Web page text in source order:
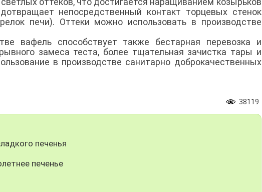
непосредственный контакт торцевых стенок
печи). Оттеки можно использовать в производстве
вафель способствует также бестарная перевозка и
замеса теста, более тщательная зачистка тары и
в производстве санитарно доброкачественных
38119
печенья
печенье